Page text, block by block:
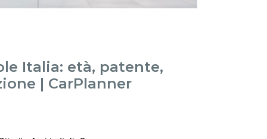
Italia: età, patente,
| CarPlanner